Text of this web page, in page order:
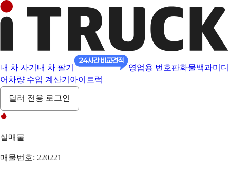
내 차 사기 내 차 팔기 영업용 번호판화물백과미디
어 차량 수입 계산기 아이트럭
딜러 전용 로그인
실매물
매물번호: 220221